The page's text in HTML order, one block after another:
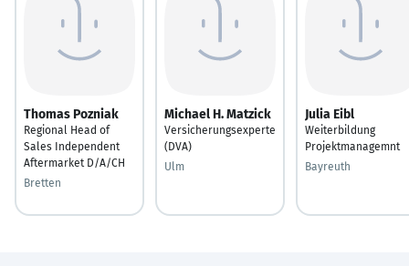
Thomas Pozniak
Regional Head of
Sales Independent
Aftermarket D/A/CH
Bretten
Michael H. Matzick
Versicherungsexperte
(DVA)
Ulm
Julia Eibl
Weiterbildung
Projektmanagemnt
Bayreuth